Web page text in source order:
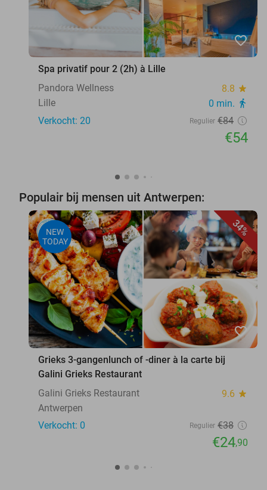
favorite_border
Spa privatif pour 2 (2h) à Lille
Pandora Wellness
8.8 star
Lille 0 min. directions_walk
Verkocht: 20 Regulier €84
€54
Populair bij mensen uit Antwerpen:
34%
NEW
TODAY
favorite_border
Grieks 3-gangenlunch of -diner à la carte bij
Galini Grieks Restaurant
Galini Grieks Restaurant
9.6 star
Antwerpen
Verkocht: 0
Regulier €38
€24,90